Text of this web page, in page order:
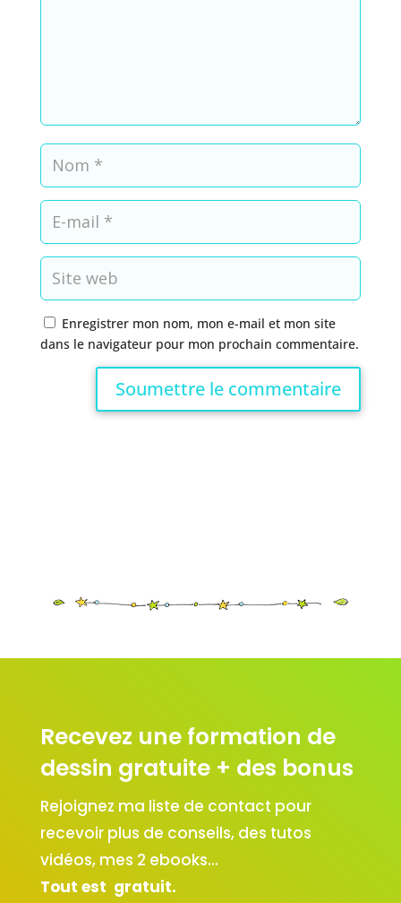
Enregistrer mon nom, mon e-mail et mon site
dans le navigateur pour mon prochain commentaire.
Soumettre le commentaire
Recevez une formation de
dessin gratuite + des bonus
Rejoignez ma liste de contact pour
recevoir plus de conseils, des tutos
vidéos, mes 2 ebooks…
Tout est gratuit.